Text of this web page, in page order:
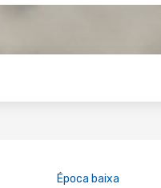
Época baixa